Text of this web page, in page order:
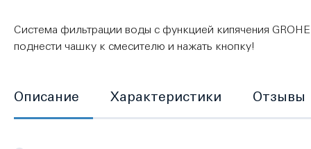
Система фильтрации воды с функцией кипячения
поднести чашку к смесителю и нажать кнопку!
Описание Характеристики Отзывы